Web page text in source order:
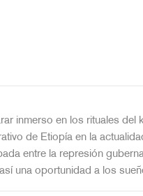
inmerso en los rituales
de Etiopía en la
entre la represión
una oportunidad a los